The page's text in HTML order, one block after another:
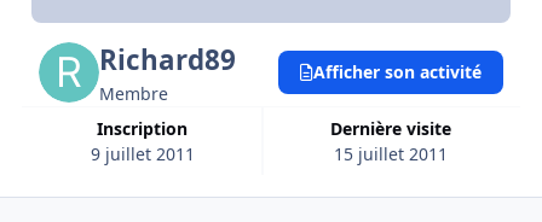
Richard89
Membre
Inscription
9 juillet 2011
Dernière visite
15 juillet 2011
Afficher son activité